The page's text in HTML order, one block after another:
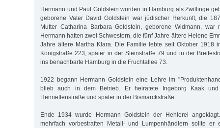
Hermann und Paul Goldstein wurden in Hamburg als Zwillinge
geborene Vater David Goldstein war jüdischer Herkunft, die
Mutter Catharina Barbara Goldstein, geborene Widmann, war
Hermann hatten zwei Schwestern, die fünf Jahre ältere Helene
Jahre ältere Martha Klara. Die Familie lebte seit Oktober 1918
Königstraße 223, später in der Steinstraße 79 und in der
ins benachbarte Hamburg in die Fruchtallee 73.
1922 begann Hermann Goldstein eine Lehre im
blieb auch in dem Betrieb. Er heiratete Ingeborg Kaak
Henriettenstraße und später in der Bismarckstraße.
Ende 1934 wurde Hermann Goldstein der Hehlerei
mehrfach vorbestraften Metall- und Lumpenhändlern sollte er